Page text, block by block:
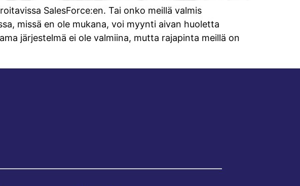
SalesForce:en. Tai onko meillä valmis
missä en ole mukana, voi myynti aivan huoletta
järjestelmä ei ole valmiina, mutta rajapinta meillä on